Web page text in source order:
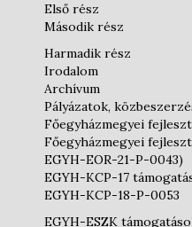
Első rész
Második rész
Harmadik rész
Irodalom
Archívum
Pályázatok,
Főegyházmegyei
Főegyházmegyei
EGYH-EOR-21-P-0043)
EGYH-KCP-17
EGYH-KCP-18-P-0053
EGYH-ESZK